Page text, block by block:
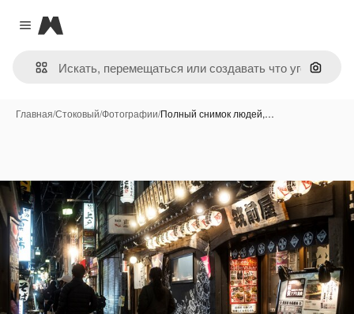
Close menu
Magnific
Поиск
Главная/Стоковый/Фотографии/Полный снимок людей,…